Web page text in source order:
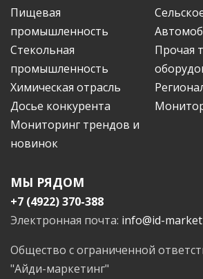
Пищевая
промышленность
Стекольная
промышленность
Прочая
Химическая отрасль
Досье конкурента
Мониторинг трендов и
новинок
МЫ РЯДОМ
+7 (4922) 370-388
Электронная почта: info@id-
Общество с ограниченной
"Айди-маркетинг"